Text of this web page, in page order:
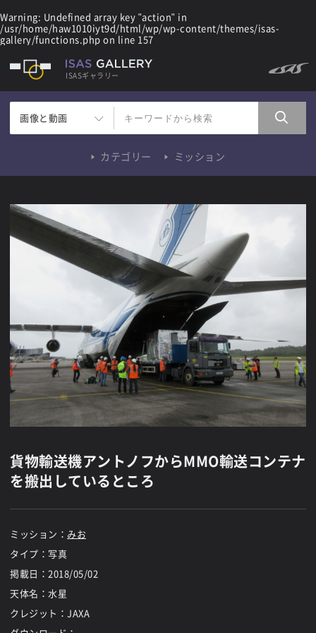
Warning: Undefined array key "action" in
/usr/home/haw1010iyt9d/html/wp/wp-content/themes/isas-
gallery/functions.php on line 157
ISASギャラリー
画像と動画
カテゴリー ミッション
貨物輸送機アントノフからMMO輸送コンテナ
を搬出しているところ
ミッション： みお
タイプ：写真
掲載日： 2018/05/02
天体名：水星
クレジット：JAXA